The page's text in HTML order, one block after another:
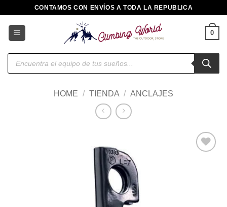
contenido
CONTAMOS CON ENVÍOS A TODA LA REPUBLICA
0
Búsqueda
HOME / TIENDA / ANCLAJES